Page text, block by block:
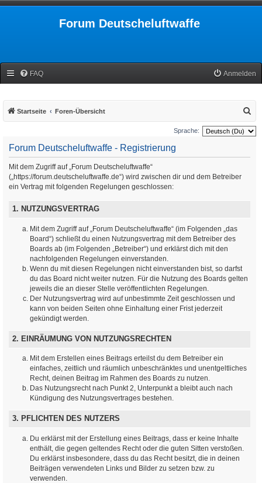
Forum Deutscheluftwaffe
FAQ Anmelden
Startseite Foren-Übersicht
u
c
Sprache:
Forum Deutscheluftwaffe - Registrierung
Mit dem Zugriff auf „Forum Deutscheluftwaffe“
(„https://forum.deutscheluftwaffe.de“) wird zwischen dir und dem Betreiber
ein Vertrag mit folgenden Regelungen geschlossen:
1. NUTZUNGSVERTRAG
Mit dem Zugriff auf „Forum Deutscheluftwaffe“ (im Folgenden „das
Board“) schließt du einen Nutzungsvertrag mit dem Betreiber des
Boards ab (im Folgenden „Betreiber“) und erklärst dich mit den
nachfolgenden Regelungen einverstanden.
Wenn du mit diesen Regelungen nicht einverstanden bist, so darfst
du das Board nicht weiter nutzen. Für die Nutzung des Boards gelten
jeweils die an dieser Stelle veröffentlichten Regelungen.
Der Nutzungsvertrag wird auf unbestimmte Zeit geschlossen und
kann von beiden Seiten ohne Einhaltung einer Frist jederzeit
gekündigt werden.
2. EINRÄUMUNG VON NUTZUNGSRECHTEN
Mit dem Erstellen eines Beitrags erteilst du dem Betreiber ein
einfaches, zeitlich und räumlich unbeschränktes und unentgeltliches
Recht, deinen Beitrag im Rahmen des Boards zu nutzen.
Das Nutzungsrecht nach Punkt 2, Unterpunkt a bleibt auch nach
Kündigung des Nutzungsvertrages bestehen.
3. PFLICHTEN DES NUTZERS
Du erklärst mit der Erstellung eines Beitrags, dass er keine Inhalte
enthält, die gegen geltendes Recht oder die guten Sitten verstoßen.
Du erklärst insbesondere, dass du das Recht besitzt, die in deinen
Beiträgen verwendeten Links und Bilder zu setzen bzw. zu
verwenden.